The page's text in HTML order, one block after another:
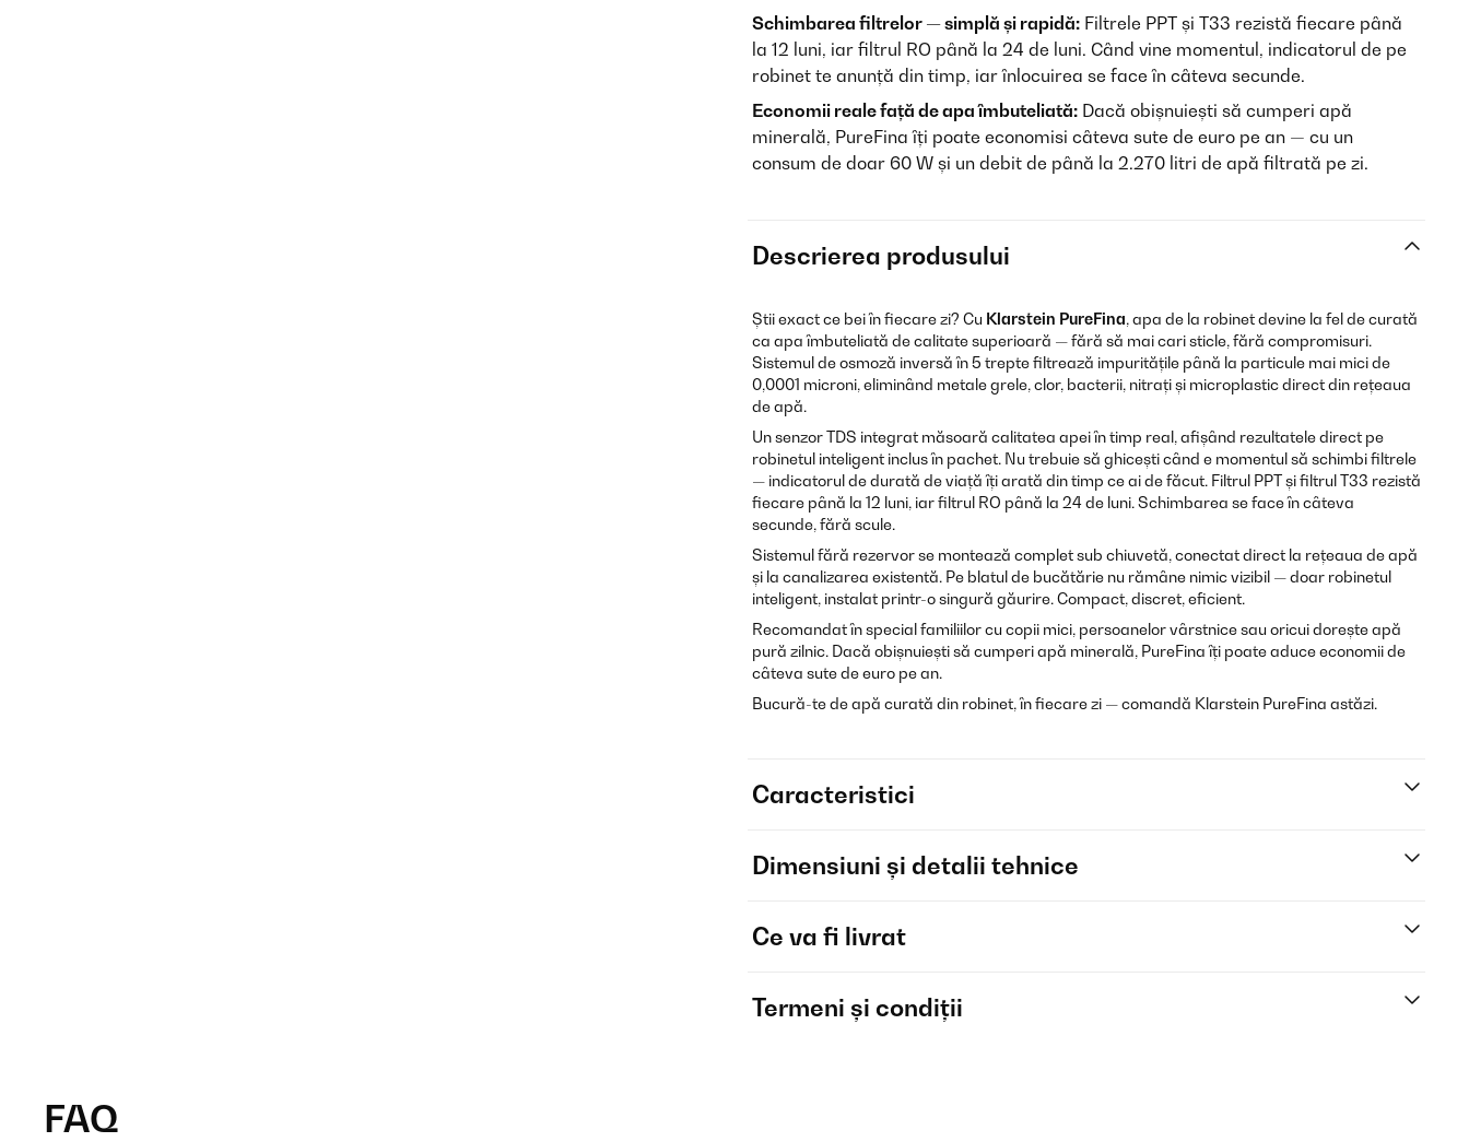
Schimbarea filtrelor — simplă și rapidă: Filtrele PPT și T33 rezistă fiecare până
la 12 luni, iar filtrul RO până la 24 de luni. Când vine momentul, indicatorul de pe
robinet te anunță din timp, iar înlocuirea se face în câteva secunde.
Economii reale față de apa îmbuteliată: Dacă obișnuiești să cumperi apă
minerală, PureFina îți poate economisi câteva sute de euro pe an — cu un
consum de doar 60 W și un debit de până la 2.270 litri de apă filtrată pe zi.
Descrierea produsului
Știi exact ce bei în fiecare zi? Cu Klarstein PureFina, apa de la robinet devine la fel de curată
ca apa îmbuteliată de calitate superioară — fără să mai cari sticle, fără compromisuri.
Sistemul de osmoză inversă în 5 trepte filtrează impuritățile până la particule mai mici de
0,0001 microni, eliminând metale grele, clor, bacterii, nitrați și microplastic direct din rețeaua
de apă.
Un senzor TDS integrat măsoară calitatea apei în timp real, afișând rezultatele direct pe
robinetul inteligent inclus în pachet. Nu trebuie să ghicești când e momentul să schimbi filtrele
— indicatorul de durată de viață îți arată din timp ce ai de făcut. Filtrul PPT și filtrul T33 rezistă
fiecare până la 12 luni, iar filtrul RO până la 24 de luni. Schimbarea se face în câteva
secunde, fără scule.
Sistemul fără rezervor se montează complet sub chiuvetă, conectat direct la rețeaua de apă
și la canalizarea existentă. Pe blatul de bucătărie nu rămâne nimic vizibil — doar robinetul
inteligent, instalat printr-o singură găurire. Compact, discret, eficient.
Recomandat în special familiilor cu copii mici, persoanelor vârstnice sau oricui dorește apă
pură zilnic. Dacă obișnuiești să cumperi apă minerală, PureFina îți poate aduce economii de
câteva sute de euro pe an.
Bucură-te de apă curată din robinet, în fiecare zi — comandă Klarstein PureFina astăzi.
Caracteristici
Dimensiuni și detalii tehnice
Ce va fi livrat
Termeni și condiții
FAQ